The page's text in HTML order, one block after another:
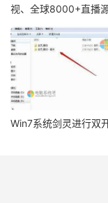
视、全球8000+直播
Win7系统剑灵进行双